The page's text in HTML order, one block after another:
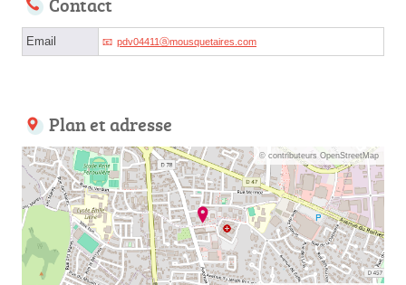
Email pdv04411ⓐmousquetaires.com
Plan et adresse
© contributeurs OpenStreetMap